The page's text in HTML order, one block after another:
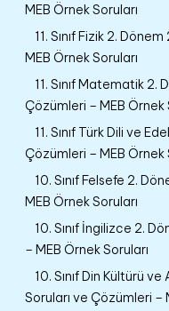
MEB Örnek Soruları
11. Sınıf Fizik 2.
MEB Örnek Soruları
11. Sınıf Matematik 2.
Çözümleri – MEB Örnek
11. Sınıf Türk Dili ve
Çözümleri – MEB Örnek
10. Sınıf Felsefe 2.
MEB Örnek Soruları
10. Sınıf İngilizce 2.
– MEB Örnek Soruları
10. Sınıf Din Kültürü
Soruları ve Çözümleri –